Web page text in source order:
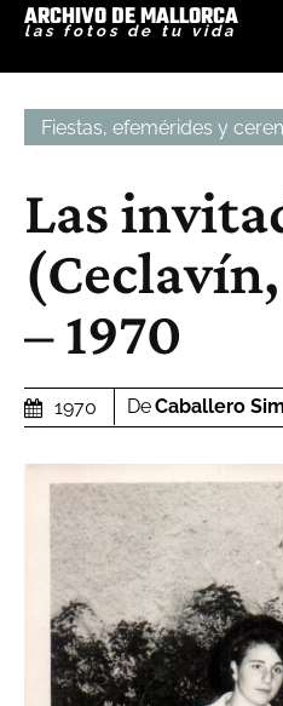
ARCHIVO DE MALLORCA
las fotos de tu vida
Fiestas, efemérides y
Las
– 1970
1970 DeCaballero